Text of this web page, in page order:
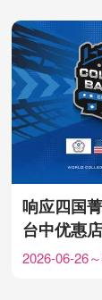
响应四国
台中优惠
2026-06-26